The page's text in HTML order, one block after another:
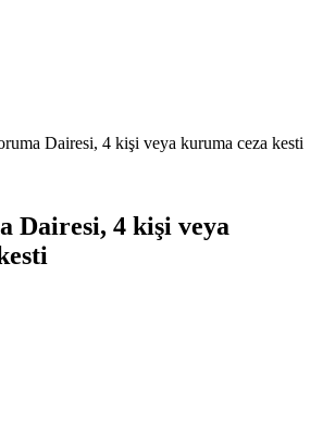
Dairesi, 4 kişi veya kuruma ceza kesti
Dairesi, 4 kişi veya